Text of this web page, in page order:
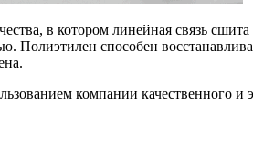
в котором линейная связь
Полиэтилен способен
компании качественного и